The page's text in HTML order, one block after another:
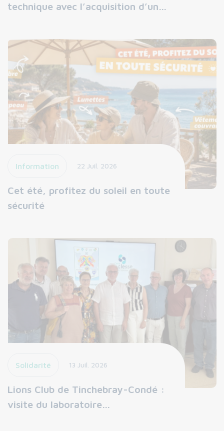
technique avec l’acquisition d’un…
Information 22 Juil. 2026
Cet été, profitez du soleil en toute
sécurité
Solidarité 13 Juil. 2026
Lions Club de Tinchebray-Condé :
visite du laboratoire…